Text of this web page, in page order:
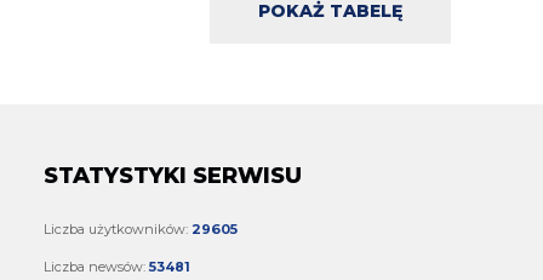
POKAŻ TABELĘ
STATYSTYKI SERWISU
Liczba użytkowników: 29605
Liczba newsów: 53481